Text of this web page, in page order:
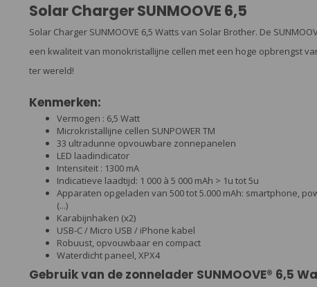
Solar Charger SUNMOOVE 6,5
Solar Charger SUNMOOVE 6,5 Watts van Solar Brother. De
een kwaliteit van monokristallijne cellen met een hoge opbrengst
ter wereld!
Kenmerken:
Vermogen : 6,5 Watt
Microkristallijne cellen SUNPOWER TM
33 ultradunne opvouwbare zonnepanelen
LED laadindicator
Intensiteit : 1300 mA
Indicatieve laadtijd: 1 000 à 5 000 mAh > 1u tot 5u
Apparaten opgeladen van 500 tot 5.000 mAh: smartphone,
(...)
Karabijnhaken (x2)
USB-C / Micro USB / iPhone kabel
Robuust, opvouwbaar en compact
Waterdicht paneel, XPX4
Gebruik van de zonnelader SUNMOOVE® 6,5